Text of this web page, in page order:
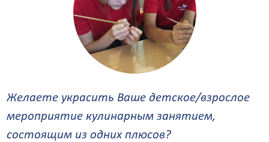
Желаете украсить Ваше детское/взрослое
мероприятие кулинарным занятием,
состоящим из одних плюсов?